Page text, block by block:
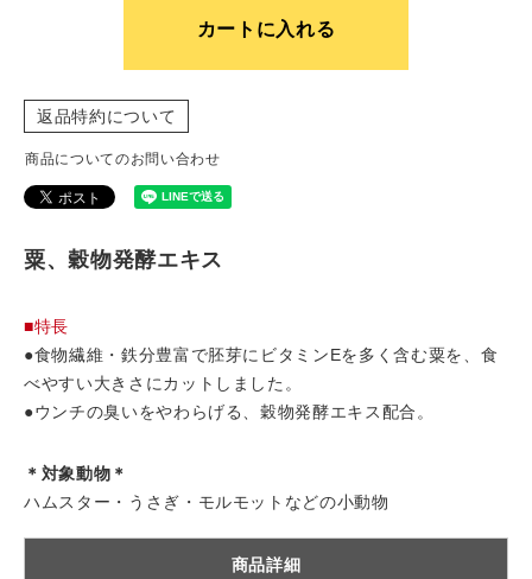
カートに入れる
返品特約について
商品についてのお問い合わせ
粟、穀物発酵エキス
■特長
●食物繊維・鉄分豊富で胚芽にビタミンEを多く含む粟を、食
べやすい大きさにカットしました。
●ウンチの臭いをやわらげる、穀物発酵エキス配合。
＊対象動物＊
ハムスター・うさぎ・モルモットなどの小動物
商品詳細